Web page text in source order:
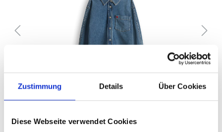
Zustimmung Details Über Cookies
Diese Webseite verwendet Cookies